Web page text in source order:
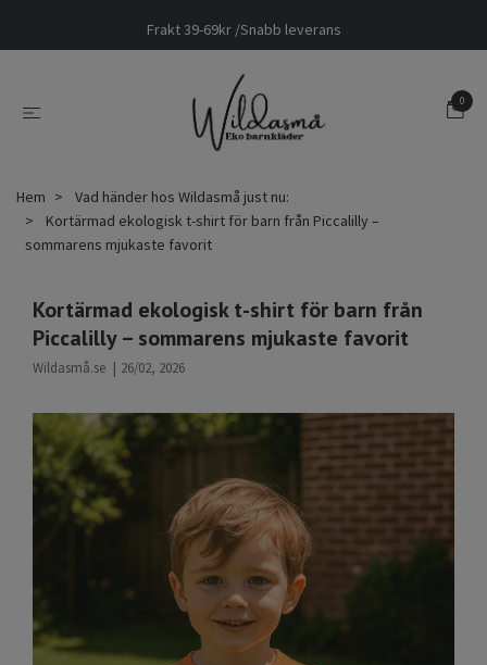
Frakt 39-69kr /Snabb leverans
0
Hem
Vad händer hos Wildasmå just nu:
Kortärmad ekologisk t-shirt för barn från Piccalilly –
sommarens mjukaste favorit
Kortärmad ekologisk t-shirt för barn från
Piccalilly – sommarens mjukaste favorit
Wildasmå.se | 26/02, 2026